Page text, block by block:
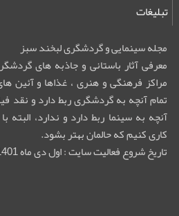
تبلیغات
مجله سینمایی و گردشگری لبخند سبز
معرفی آثار باستانی و جاذبه های
مراکز فرهنگی و هنری ، غذاها و آئین
تمام آنچه به گردشگری ربط دارد و نقد
آنچه به سینما ربط دارد و ندارد،
کاری کنیم که حالمان بهتر بشود.
تاریخ شروع فعالیت سایت : اول دی ماه 1401